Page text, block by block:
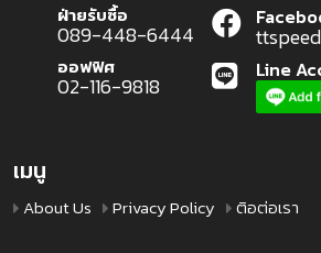
ฝ่ายรับซื้อ
089-448-6444
ออฟฟิศ
02-116-9818
Line
เมนู
About Us Privacy Policy ติอต่อเรา